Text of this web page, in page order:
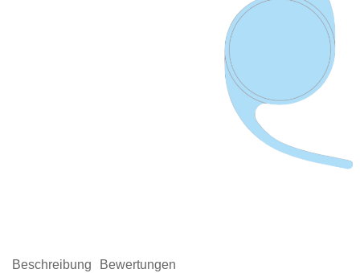
Beschreibung Bewertungen